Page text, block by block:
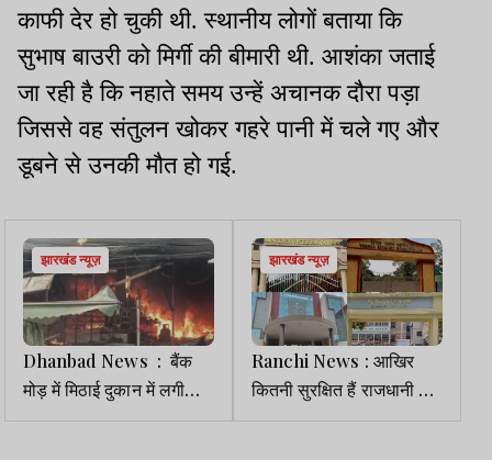
काफी देर हो चुकी थी. स्थानीय लोगों बताया कि
सुभाष बाउरी को मिर्गी की बीमारी थी. आशंका जताई
जा रही है कि नहाते समय उन्हें अचानक दौरा पड़ा
जिससे वह संतुलन खोकर गहरे पानी में चले गए और
डूबने से उनकी मौत हो गई.
झारखंड न्यूज़
Dhanbad News : बैंक
मोड़ में मिठाई दुकान में लगी
आग, लाखों की संपत्ति जलकर
झारखंड न्यूज़
Ranchi News : आखिर
कितनी सुरक्षित हैं राजधानी के
कॉलेजों में पढ़ने वाली छात्राएं?